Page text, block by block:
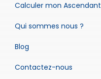
Calculer mon Ascendant
Qui sommes nous ?
Blog
Contactez-nous